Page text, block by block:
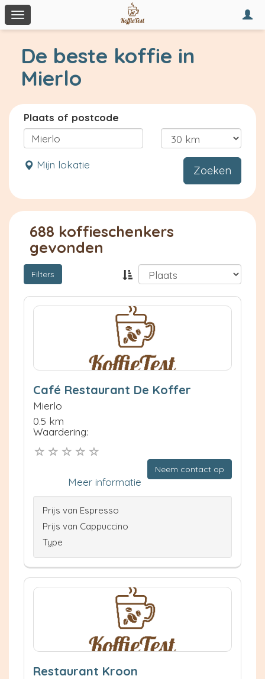
Toggle
navigation
De beste koffie in
Mierlo
Plaats of postcode
Mijn lokatie Zoeken
688 koffieschenkers
gevonden
Filters
Café Restaurant De Koffer
Mierlo
0.5 km
Waardering:
Neem contact op
Meer informatie
Prijs van Espresso
Prijs van Cappuccino
Type
Restaurant Kroon